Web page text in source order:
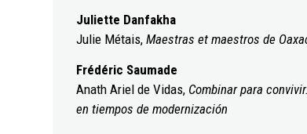
Juliette Danfakha
Julie Métais, Maestras et maestros de
Frédéric Saumade
Anath Ariel de Vidas, Combinar para
en tiempos de modernización